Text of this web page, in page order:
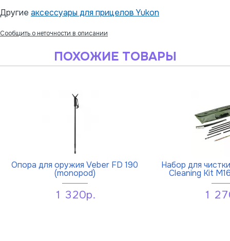
Другие аксессуары для прицелов Yukon
Сообщить о неточности в описании
ПОХОЖИЕ ТОВАРЫ
Опора для оружия Veber FD 190
(monopod)
1 320р.
Набор для
Cleaning Kit
1